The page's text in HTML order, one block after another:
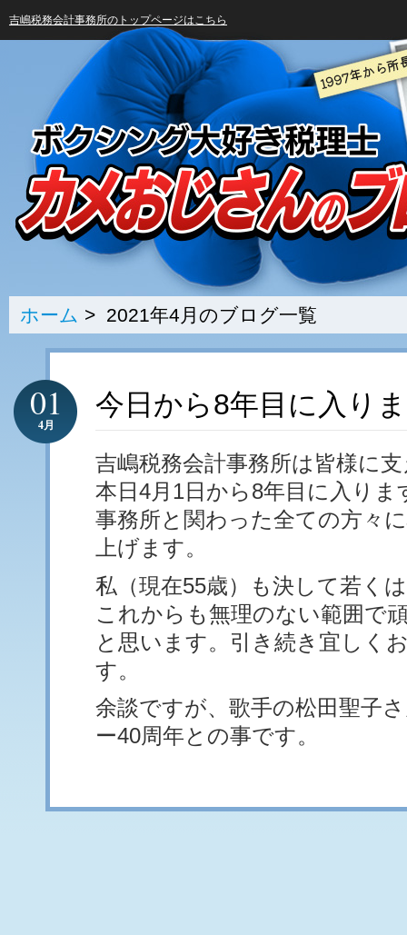
吉嶋税務会計事務所のトップページはこちら
ホーム > 2021年4月のブログ一覧
今日から8年目に入り
01
4月
吉嶋税務会計事務所は皆様に
本日4月1日から8年目に入りま
事務所と関わった全ての方々
上げます。
私（現在55歳）も決して若く
これからも無理のない範囲で
と思います。引き続き宜しく
す。
余談ですが、歌手の松田聖子
ー40周年との事です。